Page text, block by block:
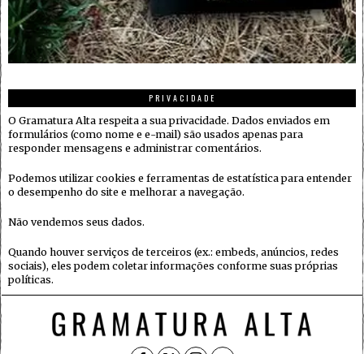
PRIVACIDADE
O Gramatura Alta respeita a sua privacidade. Dados enviados em
formulários (como nome e e-mail) são usados apenas para
responder mensagens e administrar comentários.
Podemos utilizar cookies e ferramentas de estatística para entender
o desempenho do site e melhorar a navegação.
Não vendemos seus dados.
Quando houver serviços de terceiros (ex.: embeds, anúncios, redes
sociais), eles podem coletar informações conforme suas próprias
políticas.